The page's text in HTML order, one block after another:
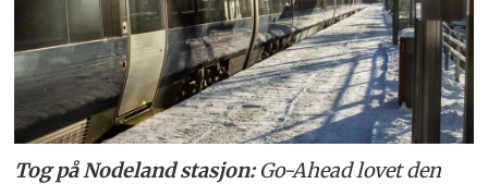
Tog på Nodeland stasjon:Go-Ahead lovet den